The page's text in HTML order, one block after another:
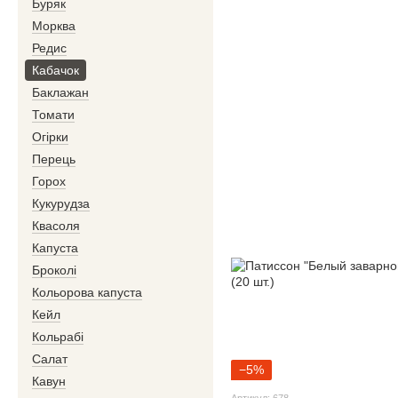
−5%
Буряк
Морква
Редис
Кабачок
Баклажан
Томати
Огірки
Перець
Горох
Кукурудза
Квасоля
Капуста
Броколі
Кольорова капуста
Кейл
Кольрабі
Салат
Кавун